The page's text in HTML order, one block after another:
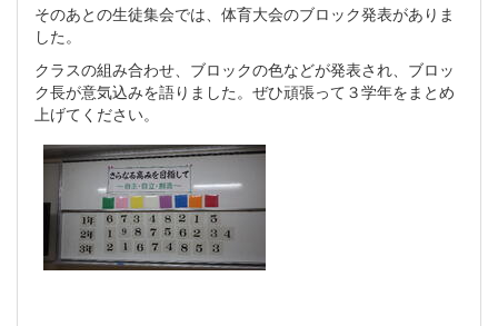
そのあとの生徒集会では、体育大会のブロック発表がありま
した。
クラスの組み合わせ、ブロックの色などが発表され、ブロッ
ク長が意気込みを語りました。ぜひ頑張って３学年をまとめ
上げてください。